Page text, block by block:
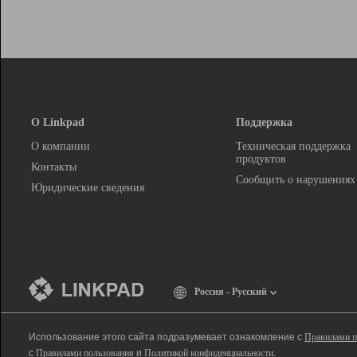
О Linkpad
О компании
Контакты
Юридические сведения
Поддержка
Техническая поддержка
продуктов
Сообщить о нарушениях
Россия - Русский
Использование этого сайта подразумевает ознакомление с Правилами
с Правилами пользования и Политикой конфиденциальности.